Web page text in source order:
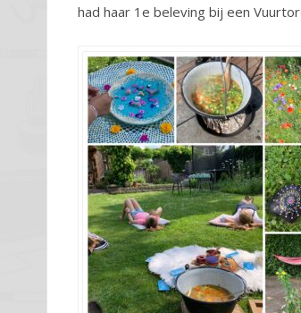
had haar 1e beleving bij een